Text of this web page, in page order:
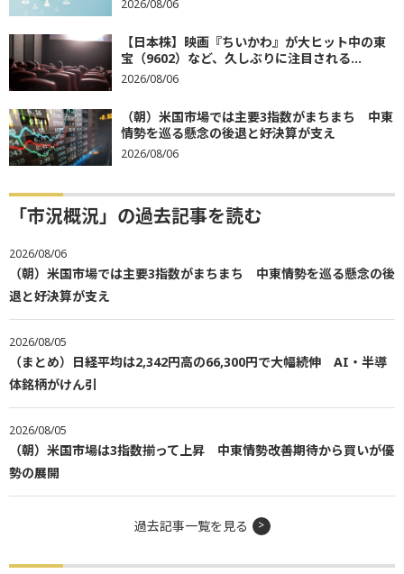
2026/08/06
【日本株】映画『ちいかわ』が大ヒット中の東
宝（9602）など、久しぶりに注目される...
2026/08/06
（朝）米国市場では主要3指数がまちまち 中東
情勢を巡る懸念の後退と好決算が支え
2026/08/06
「市況概況」の過去記事を読む
2026/08/06
（朝）米国市場では主要3指数がまちまち 中東情勢を巡る懸念の後
退と好決算が支え
2026/08/05
（まとめ）日経平均は2,342円高の66,300円で大幅続伸 AI・半導
体銘柄がけん引
2026/08/05
（朝）米国市場は3指数揃って上昇 中東情勢改善期待から買いが優
勢の展開
過去記事一覧を見る